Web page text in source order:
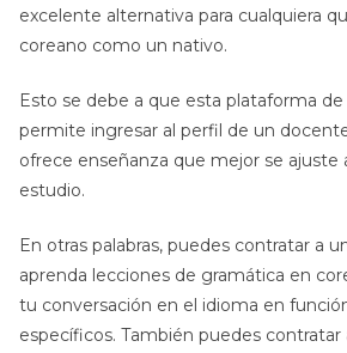
excelente alternativa para cualquiera
coreano como un nativo.
Esto se debe a que esta plataforma
permite ingresar al perfil de un
ofrece enseñanza que mejor se ajuste
estudio.
En otras palabras, puedes contratar a
aprenda lecciones de gramática en
tu conversación en el idioma en
específicos. También puedes contratar